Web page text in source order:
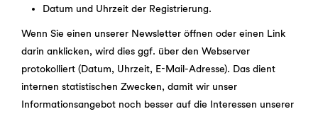
Datum und Uhrzeit der Registrierung.
Wenn Sie einen unserer Newsletter öffnen oder einen Link
darin anklicken, wird dies ggf. über den Webserver
protokolliert (Datum, Uhrzeit, E-Mail-Adresse). Das dient
internen statistischen Zwecken, damit wir unser
Informationsangebot noch besser auf die Interessen unserer